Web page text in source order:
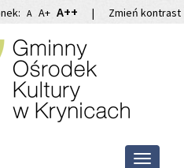
A A+ A++ | Zmień kontrast
Przełącz